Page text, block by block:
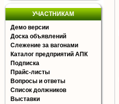
УЧАСТНИКАМ
Демо версии
Доска объявлений
Слежение за вагонами
Каталог предприятий АПК
Подписка
Прайс-листы
Вопросы и ответы
Список должников
Выставки